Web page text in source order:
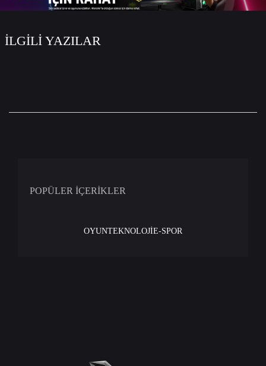
İLGİLİ YAZILAR
POPÜLER İÇERİKLER
OYUNTEKNOLOJİE-SPOR